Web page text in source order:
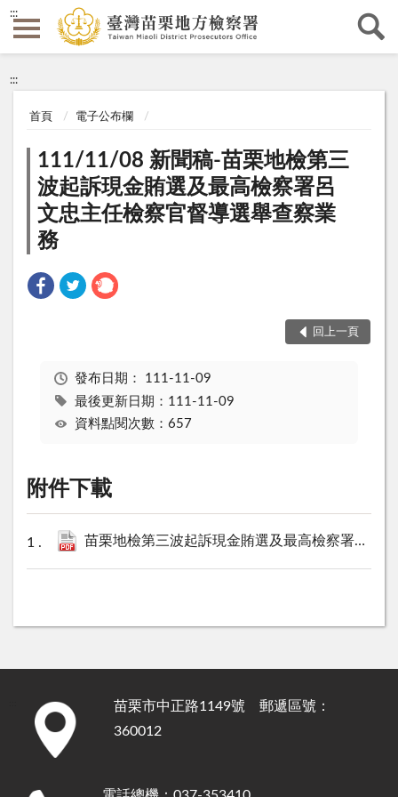
:::
:::
首頁 電子公布欄
111/11/08 新聞稿-苗栗地檢第三
波起訴現金賄選及最高檢察署呂
文忠主任檢察官督導選舉查察業
務
回上一頁
發布日期： 111-11-09
最後更新日期：111-11-09
資料點閱次數：657
附件下載
苗栗地檢第三波起訴現金賄選及最高檢察署呂文忠主任檢察官督導選舉查察業務.pdf
苗栗市中正路1149號 郵遞區號：
360012